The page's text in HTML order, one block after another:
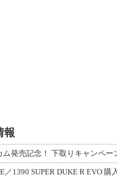
報
／1390 SUPER DUKE R EVO 購